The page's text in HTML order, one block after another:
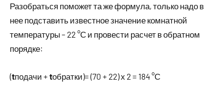
Разобраться поможет та же формула, только надо в
нее подставить известное значение комнатной
температуры – 22 °С и провести расчет в обратном
порядке:
(tподачи + tобратки)= (70 + 22) х 2 = 184 °С